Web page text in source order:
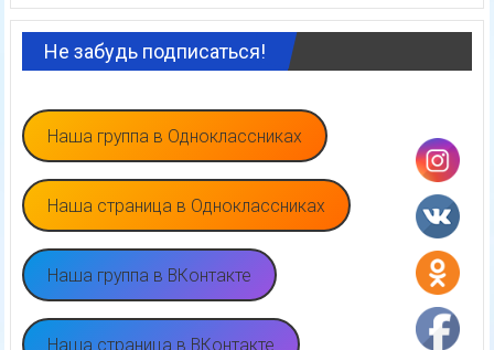
Не забудь подписаться!
Наша группа в Одноклассниках
Наша страница в Одноклассниках
Наша группа в ВКонтакте
Наша страница в ВКонтакте